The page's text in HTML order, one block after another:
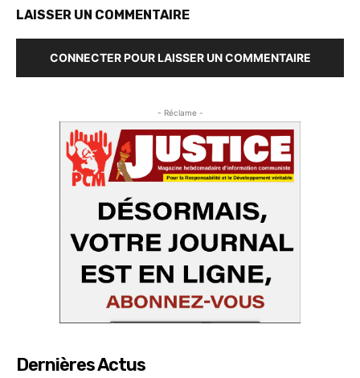
LAISSER UN COMMENTAIRE
CONNECTER POUR LAISSER UN COMMENTAIRE
- Réclame -
Dernières Actus